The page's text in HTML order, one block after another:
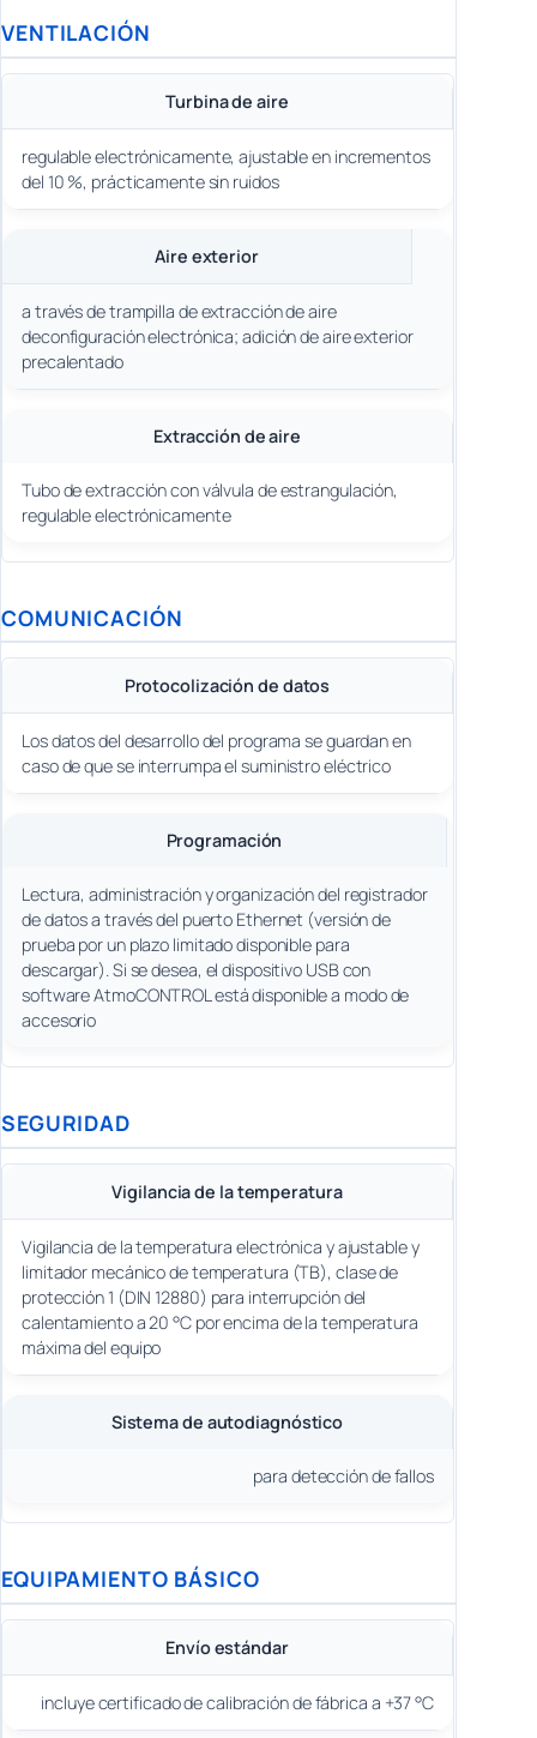
VENTILACIÓN
Turbina de aire
regulable electrónicamente, ajustable en incrementos
del 10 %, prácticamente sin ruidos
Aire exterior
a través de trampilla de extracción de aire
deconfiguración electrónica; adición de aire exterior
precalentado
Extracción de aire
Tubo de extracción con válvula de estrangulación,
regulable electrónicamente
COMUNICACIÓN
Protocolización de datos
Los datos del desarrollo del programa se guardan en
caso de que se interrumpa el suministro eléctrico
Programación
Lectura, administración y organización del registrador
de datos a través del puerto Ethernet (versión de
prueba por un plazo limitado disponible para
descargar). Si se desea, el dispositivo USB con
software AtmoCONTROL está disponible a modo de
accesorio
SEGURIDAD
Vigilancia de la temperatura
Vigilancia de la temperatura electrónica y ajustable y
limitador mecánico de temperatura (TB), clase de
protección 1 (DIN 12880) para interrupción del
calentamiento a 20 °C por encima de la temperatura
máxima del equipo
Sistema de autodiagnóstico
para detección de fallos
EQUIPAMIENTO BÁSICO
Envío estándar
incluye certificado de calibración de fábrica a +37 °C